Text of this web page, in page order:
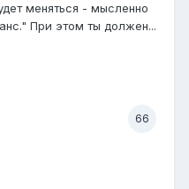
меняться - мысленно
При этом ты должен...
66